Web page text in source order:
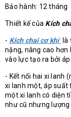
Bảo hành: 12 tháng
Thiết kế của Kích
- Kích chai cơ khí là
nặng, nâng cao hơn
vào lực tạo ra bởi áp
- Kết nối hai xi lanh
xi lanh một, áp suất
một xi lanh có diện
như cũ nhưng lượng